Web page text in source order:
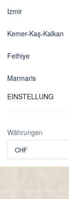
Izmir
Kemer-Kaş-Kalkan
Fethiye
Marmaris
EINSTELLUNG
Währungen
CHF